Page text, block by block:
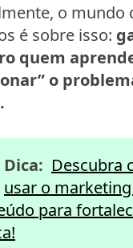
o mundo
é sobre isso:
quem
o
Dica: Descubra
usar o
para